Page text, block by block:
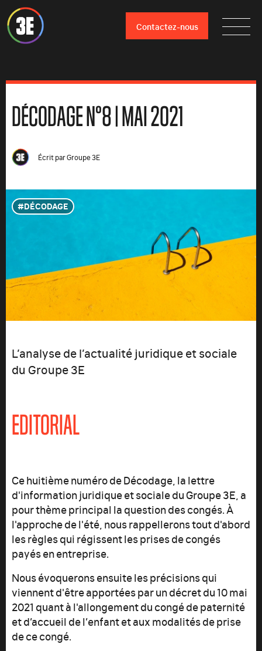
Contactez-nous
DÉCODAGE N°8 | MAI 2021
Écrit parGroupe 3E
DÉCODAGE
L’analyse de l’actualité juridique et sociale
du Groupe 3E
EDITORIAL
Ce huitième numéro de Décodage, la lettre
d'information juridique et sociale du Groupe 3E, a
pour thème principal la question des congés. À
l'approche de l'été, nous rappellerons tout d'abord
les règles qui régissent les prises de congés
payés en entreprise.
Nous évoquerons ensuite les précisions qui
viennent d'être apportées par un décret du 10 mai
2021 quant à l'allongement du congé de paternité
et d’accueil de l’enfant et aux modalités de prise
de ce congé.